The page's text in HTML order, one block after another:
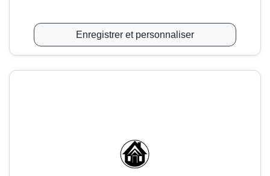
Enregistrer et personnaliser